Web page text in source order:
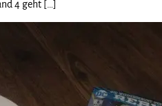
4 geht […]